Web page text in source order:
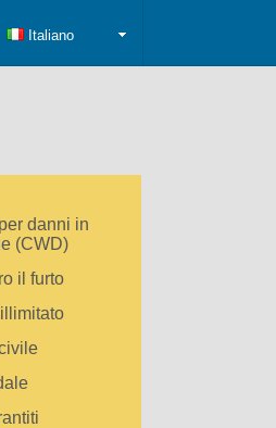
Italiano
danni in
(CWD)
il furto